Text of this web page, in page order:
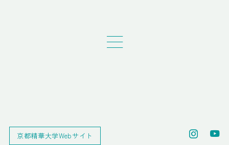
京都精華大学Webサイト